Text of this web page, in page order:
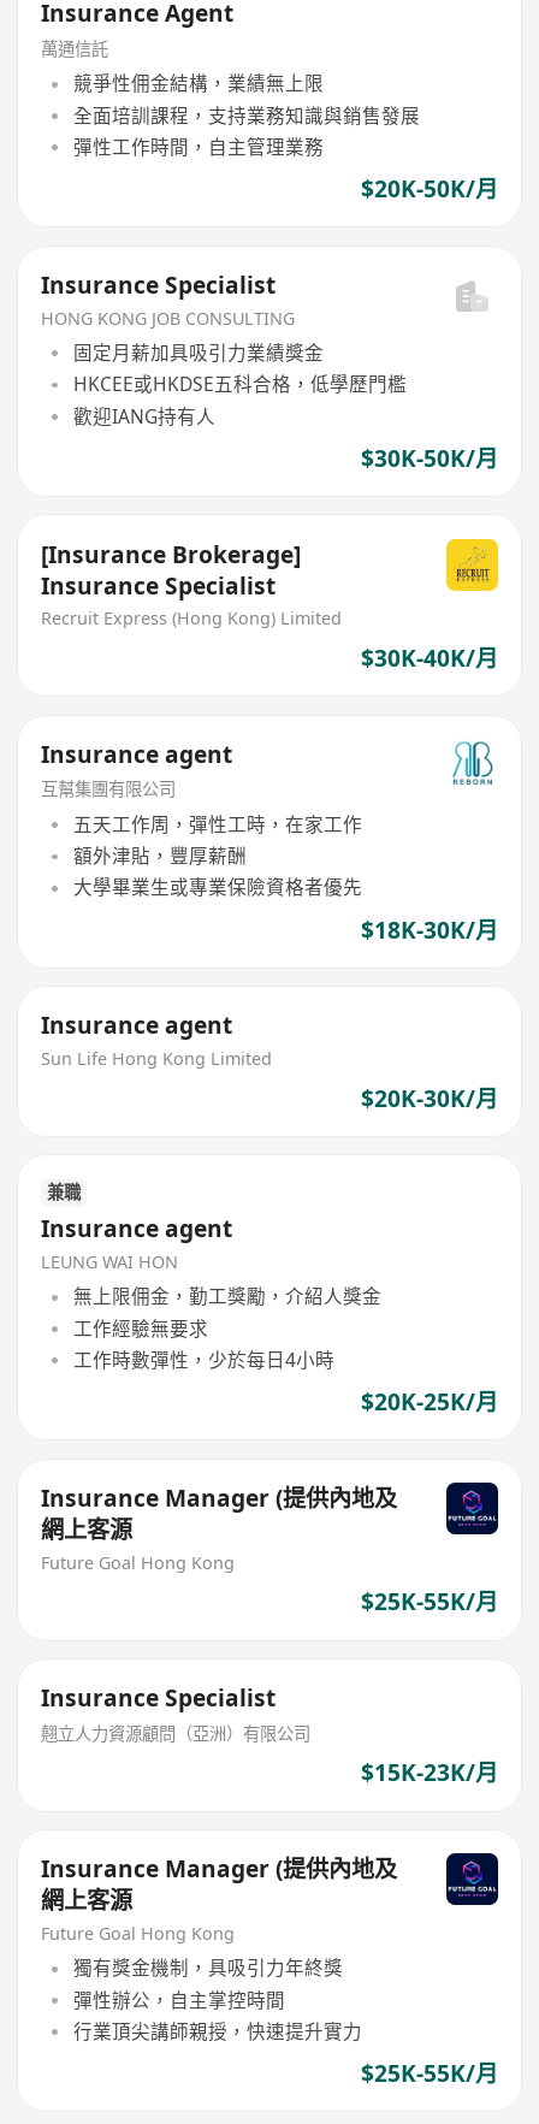
Insurance Agent
萬通信託
競爭性佣金結構，業績無上限
全面培訓課程，支持業務知識與銷售發展
彈性工作時間，自主管理業務
$20K-50K/月
Insurance Specialist
HONG KONG JOB CONSULTING
固定月薪加具吸引力業績獎金
HKCEE或HKDSE五科合格，低學歷門檻
歡迎IANG持有人
$30K-50K/月
[Insurance Brokerage]
Insurance Specialist
Recruit Express (Hong Kong) Limited
$30K-40K/月
Insurance agent
互幫集團有限公司
五天工作周，彈性工時，在家工作
額外津貼，豐厚薪酬
大學畢業生或專業保險資格者優先
$18K-30K/月
Insurance agent
Sun Life Hong Kong Limited
$20K-30K/月
兼職
Insurance agent
LEUNG WAI HON
無上限佣金，勤工獎勵，介紹人獎金
工作經驗無要求
工作時數彈性，少於每日4小時
$20K-25K/月
Insurance Manager (提供內地及
網上客源
Future Goal Hong Kong
$25K-55K/月
Insurance Specialist
翹立人力資源顧問（亞洲）有限公司
$15K-23K/月
Insurance Manager (提供內地及
網上客源
Future Goal Hong Kong
獨有獎金機制，具吸引力年終獎
彈性辦公，自主掌控時間
行業頂尖講師親授，快速提升實力
$25K-55K/月